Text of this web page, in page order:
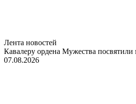
Лента новостей
Кавалеру ордена Мужества посвятили
07.08.2026